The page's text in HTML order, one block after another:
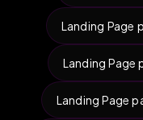
Landing Page
Landing Page
Landing Page